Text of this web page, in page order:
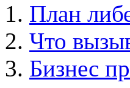
План
Что
Бизнес